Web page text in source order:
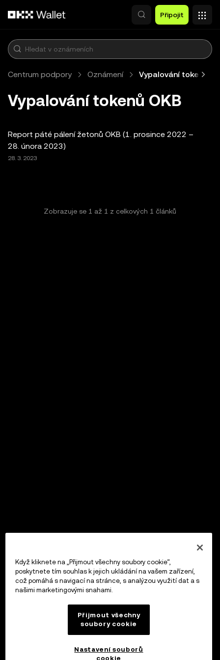
Připojit
Centrum podpory Oznámení Vypalování tokenů
Vypalování tokenů OKB
Report páté pálení žetonů OKB (1. prosince 2022 –
28. února 2023)
28. 3. 2023
Zobrazuje se 1 až 1 z celkových 1 článků
Když kliknete na „Přijmout všechny soubory cookie“,
poskytnete tím souhlas k jejich ukládání na vašem zařízení,
což pomáhá s navigací na stránce, s analýzou využití dat a s
našimi marketingovými snahami.
Přijmout všechny
soubory cookie
Nastavení souborů
cookie